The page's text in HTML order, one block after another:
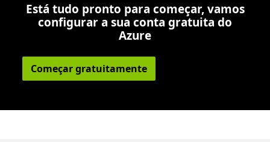
Está tudo pronto para começar, vamos
configurar a sua conta gratuita do
Azure
Começar gratuitamente